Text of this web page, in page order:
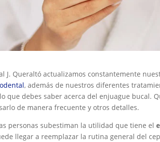
J. Queraltó actualizamos constantemente
, además de nuestros diferentes
que debes saber acerca del enjuague bucal.
de manera frecuente y otros detalles.
personas subestiman la utilidad que tiene el
llegar a reemplazar la rutina general del